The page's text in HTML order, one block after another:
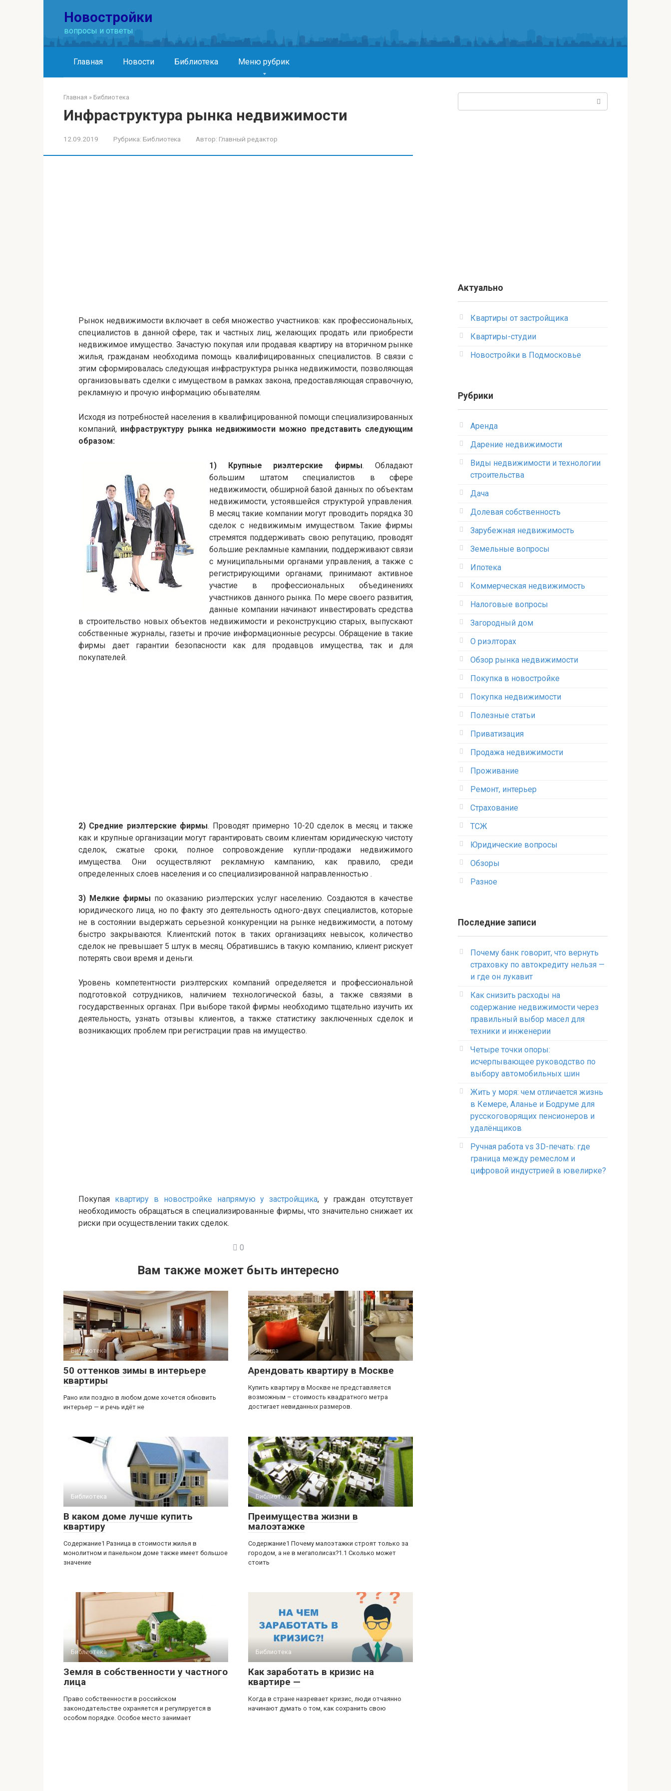
Новостройки
вопросы и ответы
Главная Новости Библиотека Меню рубрик
Главная » Библиотека
Инфраструктура рынка недвижимости
12.09.2019 Рубрика: Библиотека Автор: Главный редактор
Рынок недвижимости включает в себя множество участников: как профессиональных,
специалистов в данной сфере, так и частных лиц, желающих продать или приобрести
недвижимое имущество. Зачастую покупая или продавая квартиру на вторичном рынке
жилья, гражданам необходима помощь квалифицированных специалистов. В связи с
этим сформировалась следующая инфраструктура рынка недвижимости, позволяющая
организовывать сделки с имуществом в рамках закона, предоставляющая справочную,
рекламную и прочую информацию обывателям.
Исходя из потребностей населения в квалифицированной помощи специализированных
компаний, инфраструктуру рынка недвижимости можно представить следующим
образом:
1) Крупные риэлтерские фирмы. Обладают
большим штатом специалистов в сфере
недвижимости, обширной базой данных по объектам
недвижимости, устоявшейся структурой управления.
В месяц такие компании могут проводить порядка 30
сделок с недвижимым имуществом. Такие фирмы
стремятся поддерживать свою репутацию, проводят
большие рекламные кампании, поддерживают связи
с муниципальными органами управления, а также с
регистрирующими органами; принимают активное
участие в профессиональных объединениях
участников данного рынка. По мере своего развития,
данные компании начинают инвестировать средства
в строительство новых объектов недвижимости и реконструкцию старых, выпускают
собственные журналы, газеты и прочие информационные ресурсы. Обращение в такие
фирмы дает гарантии безопасности как для продавцов имущества, так и для
покупателей.
2) Средние риэлтерские фирмы. Проводят примерно 10-20 сделок в месяц и также
как и крупные организации могут гарантировать своим клиентам юридическую чистоту
сделок, сжатые сроки, полное сопровождение купли-продажи недвижимого
имущества. Они осуществляют рекламную кампанию, как правило, среди
определенных слоев населения и со специализированной направленностью .
3) Мелкие фирмы по оказанию риэлтерских услуг населению. Создаются в качестве
юридического лица, но по факту это деятельность одного-двух специалистов, которые
не в состоянии выдержать серьезной конкуренции на рынке недвижимости, а потому
быстро закрываются. Клиентский поток в таких организациях невысок, количество
сделок не превышает 5 штук в месяц. Обратившись в такую компанию, клиент рискует
потерять свои время и деньги.
Уровень компетентности риэлтерских компаний определяется и профессиональной
подготовкой сотрудников, наличием технологической базы, а также связями в
государственных органах. При выборе такой фирмы необходимо тщательно изучить их
деятельность, узнать отзывы клиентов, а также статистику заключенных сделок и
возникающих проблем при регистрации прав на имущество.
Покупая квартиру в новостройке напрямую у застройщика, у граждан отсутствует
необходимость обращаться в специализированные фирмы, что значительно снижает их
риски при осуществлении таких сделок.
0
Вам также может быть интересно
Библиотека
50 оттенков зимы в интерьере
квартиры
Рано или поздно в любом доме хочется обновить
интерьер — и речь идёт не
Аренда
Арендовать квартиру в Москве
Купить квартиру в Москве не представляется
возможным – стоимость квадратного метра
достигает невиданных размеров.
Библиотека
В каком доме лучше купить
квартиру
Содержание1 Разница в стоимости жилья в
монолитном и панельном доме также имеет большое
значение
Библиотека
Преимущества жизни в
малоэтажке
Содержание1 Почему малоэтажки строят только за
городом, а не в мегаполисах?1.1 Сколько может
стоить
Библиотека
Земля в собственности у частного
лица
Право собственности в российском
законодательстве охраняется и регулируется в
особом порядке. Особое место занимает
Библиотека
Как заработать в кризис на
квартире —
Когда в стране назревает кризис, люди отчаянно
начинают думать о том, как сохранить свою
Актуально
Квартиры от застройщика
Квартиры-студии
Новостройки в Подмосковье
Рубрики
Аренда
Дарение недвижимости
Виды недвижимости и технологии
строительства
Дача
Долевая собственность
Зарубежная недвижимость
Земельные вопросы
Ипотека
Коммерческая недвижимость
Налоговые вопросы
Загородный дом
О риэлторах
Обзор рынка недвижимости
Покупка в новостройке
Покупка недвижимости
Полезные статьи
Приватизация
Продажа недвижимости
Проживание
Ремонт, интерьер
Страхование
ТСЖ
Юридические вопросы
Обзоры
Разное
Последние записи
Почему банк говорит, что вернуть
страховку по автокредиту нельзя —
и где он лукавит
Как снизить расходы на
содержание недвижимости через
правильный выбор масел для
техники и инженерии
Четыре точки опоры:
исчерпывающее руководство по
выбору автомобильных шин
Жить у моря: чем отличается жизнь
в Кемере, Аланье и Бодруме для
русскоговорящих пенсионеров и
удалёнщиков
Ручная работа vs 3D-печать: где
граница между ремеслом и
цифровой индустрией в ювелирке?